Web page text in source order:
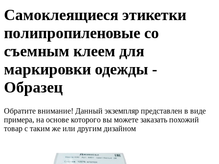
Самоклеящиеся этикетки
полипропиленовые со
съемным клеем для
маркировки одежды -
Образец
Обратите внимание! Данный экземпляр представлен в виде
примера, на основе которого вы можете заказать похожий
товар с таким же или другим дизайном